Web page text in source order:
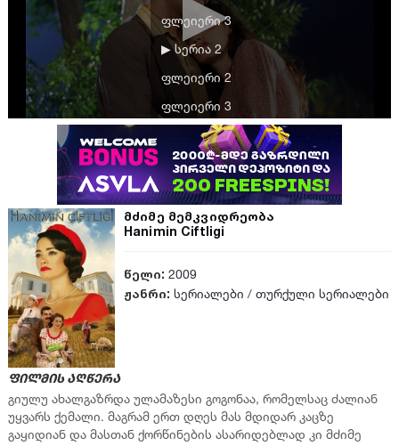
ფლეიერი 3
▶ სერია 2
ფლეიერი 2
ფლეიერი 3
▶ სერია 3
ფლეიერი 2
ფლეიერი 3
▶ სერია 4
ფლეიერი 3
▶ სერია 5
▶ სერია 6
ფლეიერი 2
მძიმე მემკვიდრეობა
Hanimin Ciftligi
წელი: 2009
ჟანრი: სერიალები / თურქული სერიალები
ფილმის აღწერა
გიულუ ახალგაზრდა ულამაზესი გოგონაა, რომელსაც ძალიან
უყვარს ქემალი. მაგრამ ერთ დღეს მას მდიდარ კაცზე
გაყიდიან და მასთან ქორწინების ასარიდებლად კი მძიმე